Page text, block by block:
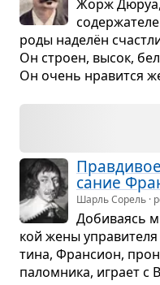
Жорж Дюруа,
роды наделён
Он строен, высок,
Он очень нра­вится
са­ние
Шарль Сорель ·
Доби­ва­ясь
кой жены
тина, Фран­сион,
палом­ника, играет с